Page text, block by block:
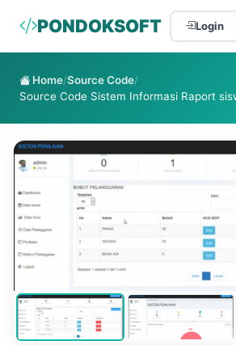
PONDOKSOFT Login
Home/Source Code/
Source Code Sistem Informasi Raport